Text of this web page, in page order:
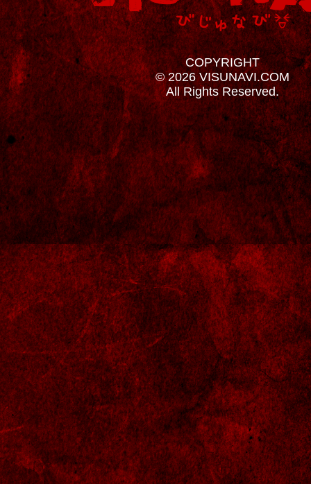
COPYRIGHT
© 2026 VISUNAVI.COM
All Rights Reserved.